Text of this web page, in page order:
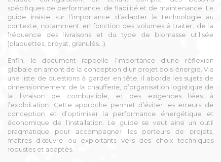
spécifiques de performance, de fiabilité et de maintenance. Le
guide insiste sur l’importance d’adapter la technologie au
contexte, notamment en fonction des volumes à traiter, de la
fréquence des livraisons et du type de biomasse utilisée
(plaquettes, broyat, granulés…).
Enfin, le document rappelle l’importance d’une réflexion
globale en amont de la conception d’un projet bois-énergie. Via
une liste de questions à garder en tête, il aborde les sujets de
dimensionnement de la chaufferie, d’organisation logistique de
la livraison de combustible, et des exigences liées à
l’exploitation. Cette approche permet d’éviter les erreurs de
conception et d’optimiser la performance énergétique et
économique de l’installation. Le guide se veut ainsi un outil
pragmatique pour accompagner les porteurs de projets,
maîtres d’œuvre ou exploitants vers des choix techniques
robustes et adaptés.